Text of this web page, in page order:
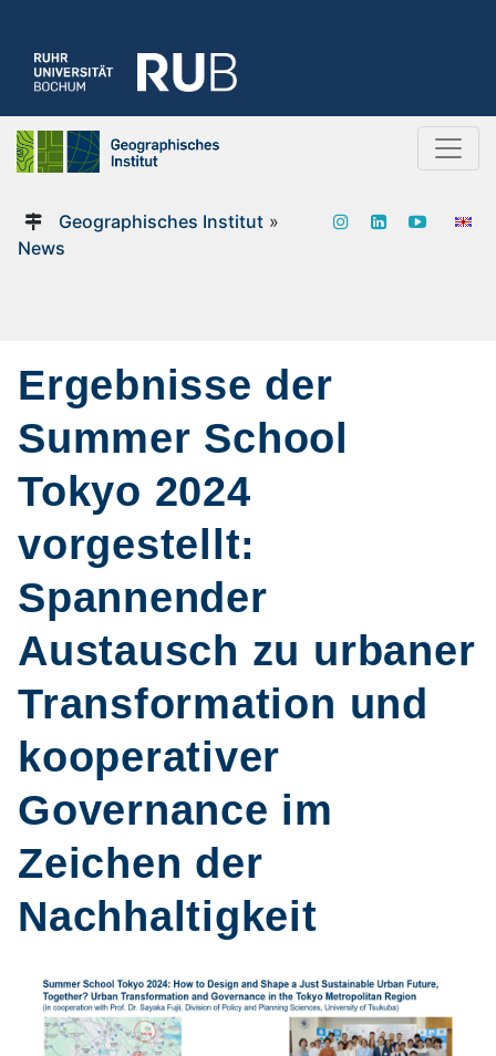
Geographisches Institut»
News
Ergebnisse der
Summer School
Tokyo 2024
vorgestellt:
Spannender
Austausch zu urbaner
Transformation und
kooperativer
Governance im
Zeichen der
Nachhaltigkeit